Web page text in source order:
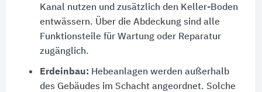
Kanal nutzen und zusätzlich den Keller-Boden
entwässern. Über die Abdeckung sind alle
Funktionsteile für Wartung oder Reparatur
zugänglich.
Erdeinbau: Hebeanlagen werden außerhalb
des Gebäudes im Schacht angeordnet. Solche